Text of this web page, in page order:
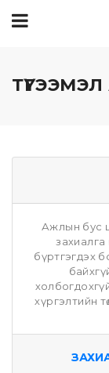
Ажлын бус
бүртгэгдэх
хүргэлтийн